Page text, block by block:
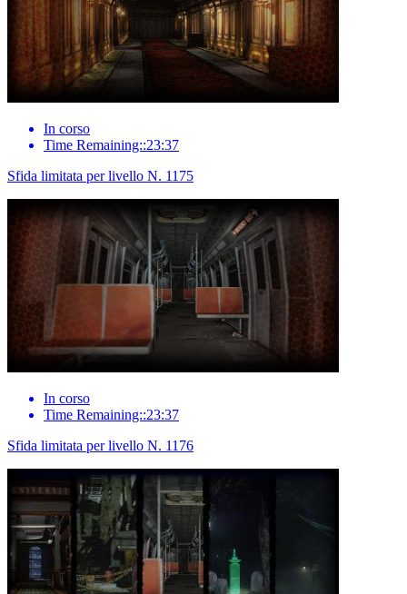
In corso
Time Remaining::23:37
Sfida limitata per livello N. 1175
In corso
Time Remaining::23:37
Sfida limitata per livello N. 1176